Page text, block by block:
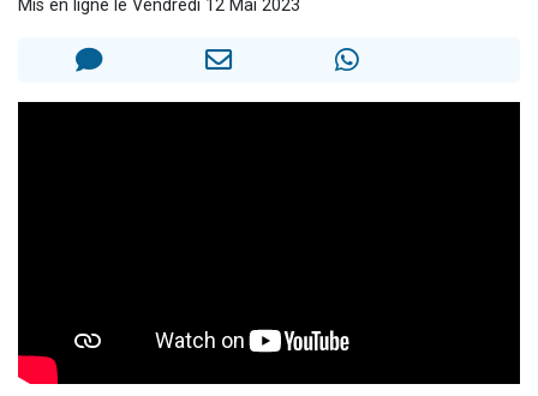
Mis en ligne le Vendredi 12 Mai 2023